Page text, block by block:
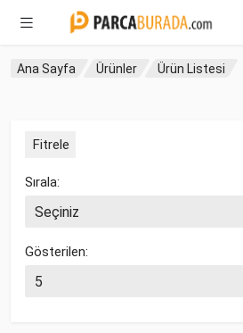
Ana Sayfa Ürünler Ürün Listesi
Fitrele
Sırala:
Gösterilen: